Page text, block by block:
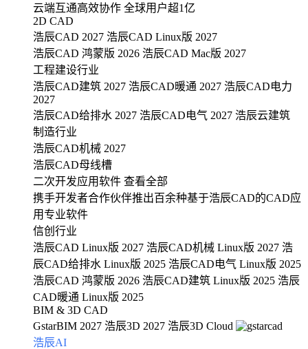
云端互通高效协作 全球用户超1亿
2D CAD
浩辰CAD 2027 浩辰CAD Linux版 2027
浩辰CAD 鸿蒙版 2026 浩辰CAD Mac版 2027
工程建设行业
浩辰CAD建筑 2027 浩辰CAD暖通 2027 浩辰CAD电力
2027
浩辰CAD给排水 2027 浩辰CAD电气 2027 浩辰云建筑
制造行业
浩辰CAD机械 2027
浩辰CAD母线槽
二次开发应用软件 查看全部
携手开发者合作伙伴推出百余种基于浩辰CAD的CAD应
用专业软件
信创行业
浩辰CAD Linux版 2027 浩辰CAD机械 Linux版 2027 浩
辰CAD给排水 Linux版 2025 浩辰CAD电气 Linux版 2025
浩辰CAD 鸿蒙版 2026 浩辰CAD建筑 Linux版 2025 浩辰
CAD暖通 Linux版 2025
BIM & 3D CAD
GstarBIM 2027 浩辰3D 2027 浩辰3D Cloud
浩辰AI